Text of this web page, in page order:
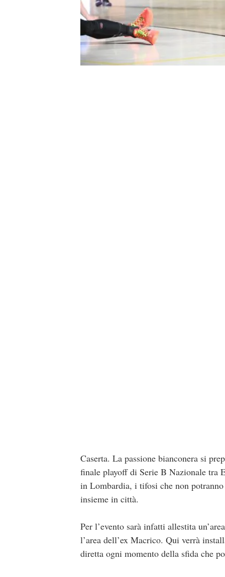
Caserta. La passione bianconera si
finale playoff di Serie B Nazionale tra
in Lombardia, i tifosi che non
insieme in città.
Per l’evento sarà infatti allestita
l’area dell’ex Macrico. Qui verrà
diretta ogni momento della sfida che